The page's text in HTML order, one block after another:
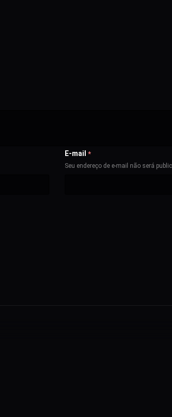
E-mail *
Seu endereço de e-mail não será